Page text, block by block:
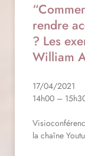
rendre
? Les
William
17/04/2021
14h00 –
la chaîne